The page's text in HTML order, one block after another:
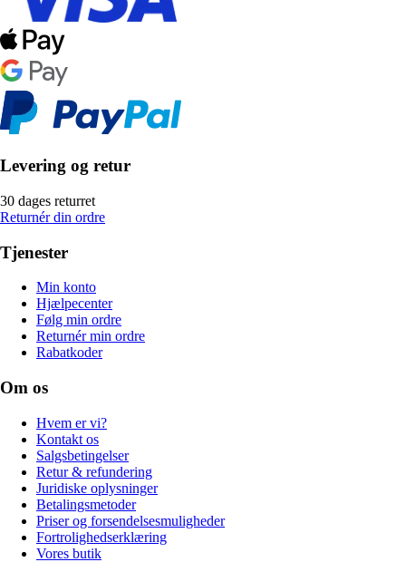
Levering og retur
30 dages returret
Returnér din ordre
Tjenester
Min konto
Hjælpecenter
Følg min ordre
Returnér min ordre
Rabatkoder
Om os
Hvem er vi?
Kontakt os
Salgsbetingelser
Retur & refundering
Juridiske oplysninger
Betalingsmetoder
Priser og forsendelsesmuligheder
Fortrolighedserklæring
Vores butik